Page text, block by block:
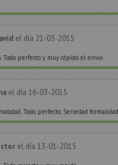
el día 21-03-2015
Todo perfecto y muy rápido el envio
el día 16-03-2015
Todo perfecto. Seriedad
el día 13-01-2015